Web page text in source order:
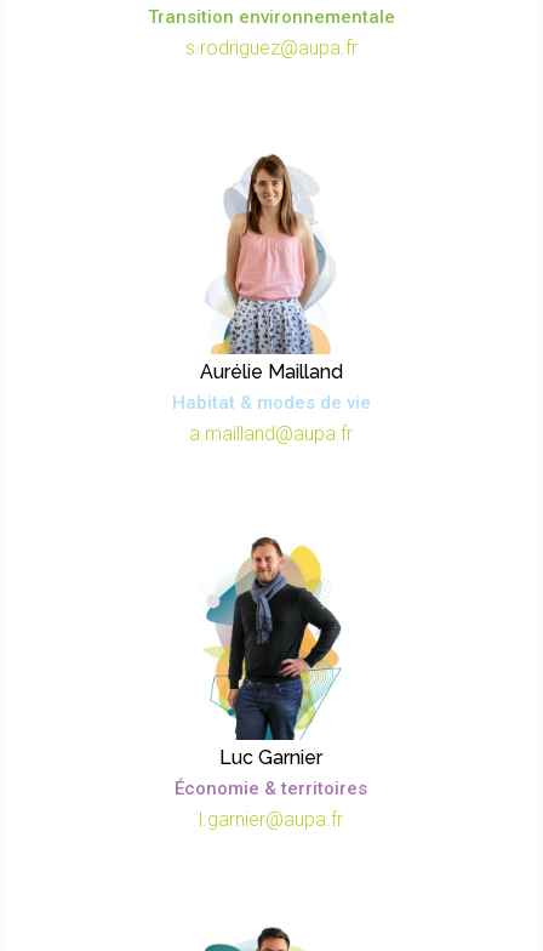
Transition environnementale
s.rodriguez@aupa.fr
Aurélie Mailland
Habitat & modes de vie
a.mailland@aupa.fr
Luc Garnier
Économie & territoires
l.garnier@aupa.fr